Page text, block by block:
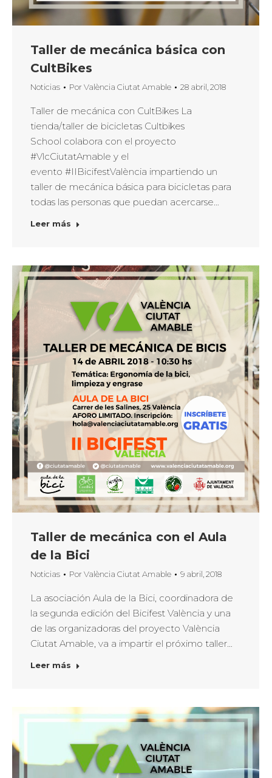
Taller de mecánica básica con
CultBikes
Noticias PorValència Ciutat Amable 28 abril, 2018
Taller de mecánica con CultBikes La
tienda/taller de bicicletas Cultbikes
School colabora con el proyecto
#VlcCiutatAmable y el
evento #IIBicifestValència impartiendo un
taller de mecánica básica para bicicletas para
todas las personas que puedan acercarse…
Leer más
Taller de mecánica con el Aula
de la Bici
Noticias PorValència Ciutat Amable 9 abril, 2018
La asociación Aula de la Bici, coordinadora de
la segunda edición del Bicifest València y una
de las organizadoras del proyecto València
Ciutat Amable, va a impartir el próximo taller…
Leer más